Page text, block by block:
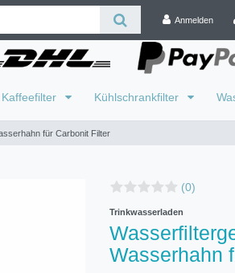
Anmelden
Kaffeefilter Kühlschrankfilter
für Carbonit Filter
(0)
Trinkwasserladen
Wasserhahn